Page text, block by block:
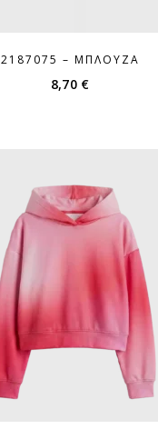
2187075 – ΜΠΛΟΎΖΑ
8,70 €